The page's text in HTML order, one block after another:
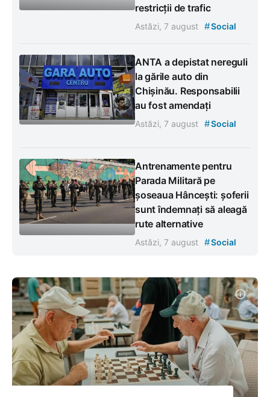
restricții de trafic
Astăzi, 7 august #Social
ANTA a depistat nereguli
la gările auto din
Chișinău. Responsabilii
au fost amendați
Astăzi, 7 august #Social
Antrenamente pentru
Parada Militară pe
șoseaua Hâncești: șoferii
sunt îndemnați să aleagă
rute alternative
Astăzi, 7 august #Social